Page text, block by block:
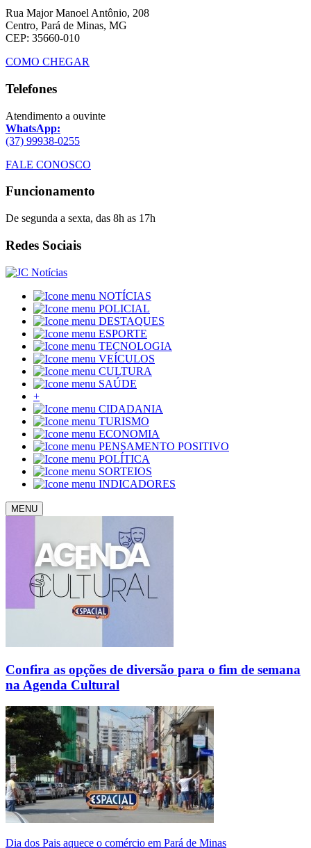
Rua Major Manoel Antônio, 208
Centro, Pará de Minas, MG
CEP: 35660-010
COMO CHEGAR
Telefones
Atendimento a ouvinte
WhatsApp:
(37) 99938-0255
FALE CONOSCO
Funcionamento
De segunda a sexta, das 8h as 17h
Redes Sociais
NOTÍCIAS
POLICIAL
DESTAQUES
ESPORTE
TECNOLOGIA
VEÍCULOS
CULTURA
SAÚDE
+
CIDADANIA
TURISMO
ECONOMIA
PENSAMENTO POSITIVO
POLÍTICA
SORTEIOS
INDICADORES
MENU
Confira as opções de diversão para o fim de semana
na Agenda Cultural
Dia dos Pais aquece o comércio em Pará de Minas